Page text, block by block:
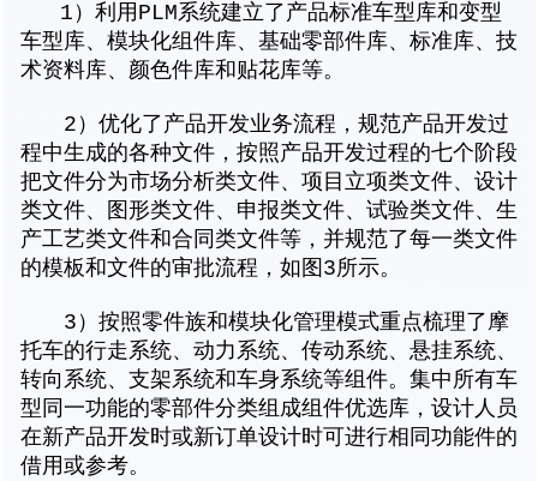
1）利用PLM系统建立了产品标准车型库和变型
车型库、模块化组件库、基础零部件库、标准库、技
术资料库、颜色件库和贴花库等。
2）优化了产品开发业务流程，规范产品开发过
程中生成的各种文件，按照产品开发过程的七个阶段
把文件分为市场分析类文件、项目立项类文件、设计
类文件、图形类文件、申报类文件、试验类文件、生
产工艺类文件和合同类文件等，并规范了每一类文件
的模板和文件的审批流程，如图3所示。
3）按照零件族和模块化管理模式重点梳理了摩
托车的行走系统、动力系统、传动系统、悬挂系统、
转向系统、支架系统和车身系统等组件。集中所有车
型同一功能的零部件分类组成组件优选库，设计人员
在新产品开发时或新订单设计时可进行相同功能件的
借用或参考。